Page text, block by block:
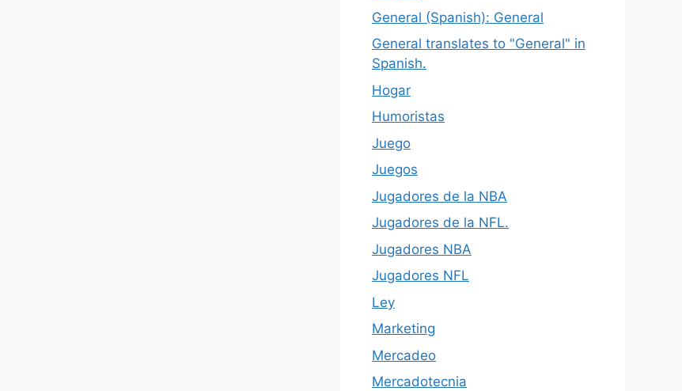
General (Spanish): General
General translates to "General" in
Spanish.
Hogar
Humoristas
Juego
Juegos
Jugadores de la NBA
Jugadores de la NFL.
Jugadores NBA
Jugadores NFL
Ley
Marketing
Mercadeo
Mercadotecnia